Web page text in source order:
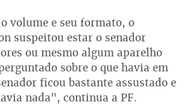
volume e seu formato, o
suspeitou estar o senador
ou mesmo algum aparelho
sobre o que havia em
ficou bastante assustado e
nada", continua a PF.